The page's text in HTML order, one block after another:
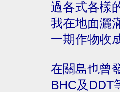
過各式各樣
我在地面灑
一期作物收
在關島也曾
BHC及DDT